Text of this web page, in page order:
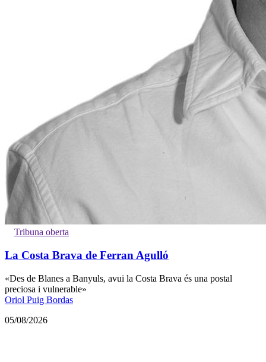
Tribuna oberta
La Costa Brava de Ferran Agulló
«Des de Blanes a Banyuls, avui la Costa Brava és una postal
preciosa i vulnerable»
Oriol Puig Bordas
05/08/2026